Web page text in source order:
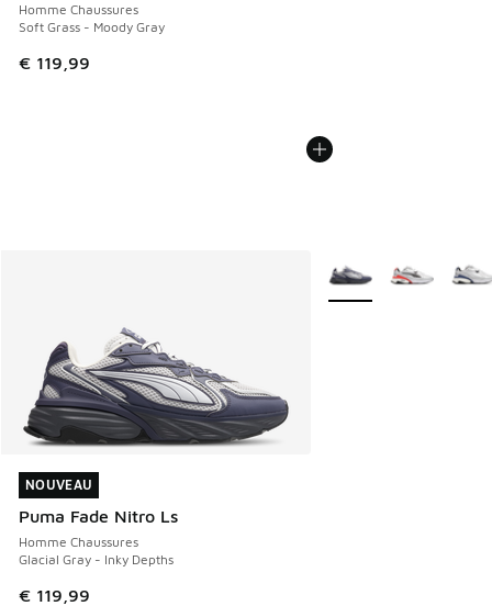
Homme Chaussures
Soft Grass - Moody Gray
€ 119,99
NOUVEAU
Puma Fade Nitro Ls
Homme Chaussures
Glacial Gray - Inky Depths
€ 119,99
NOUVEAU
Plus de couleurs